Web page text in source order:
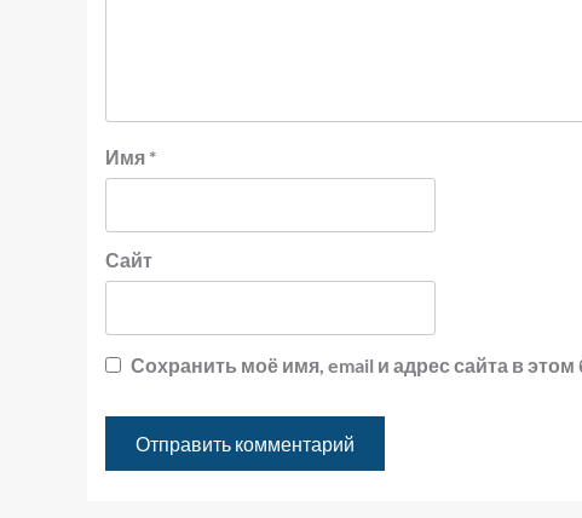
Имя *
Сайт
Сохранить моё имя, email и адрес сайта в